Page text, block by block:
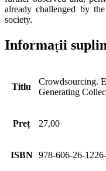
already challenged by
society.
Informații
Titlu
Crowdsourcing.
Generating
Preț 27,00
ISBN 978-606-26-